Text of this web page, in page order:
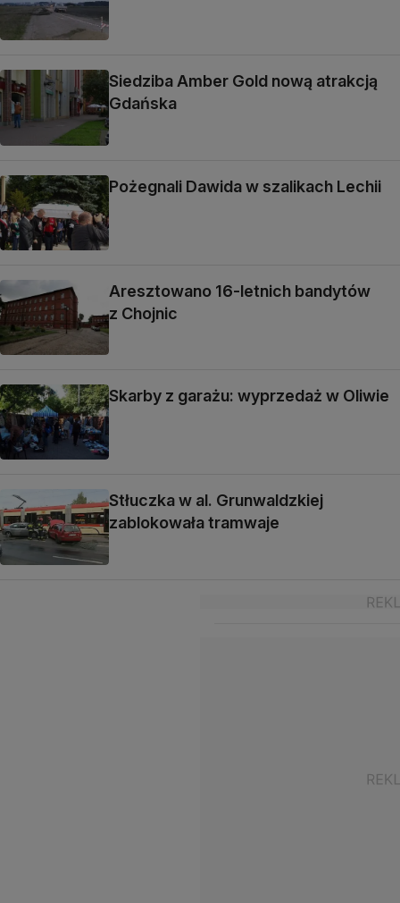
Siedziba Amber Gold nową atrakcją
Gdańska
Pożegnali Dawida w szalikach Lechii
Aresztowano 16-letnich bandytów
z Chojnic
Skarby z garażu: wyprzedaż w Oliwie
Stłuczka w al. Grunwaldzkiej
zablokowała tramwaje